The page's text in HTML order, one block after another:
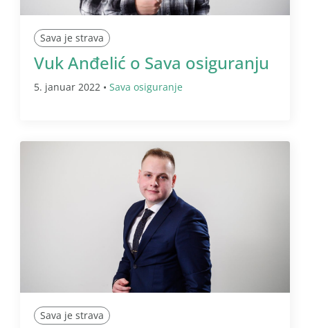
Sava je strava
Vuk Anđelić o Sava osiguranju
5. januar 2022 • Sava osiguranje
Sava je strava